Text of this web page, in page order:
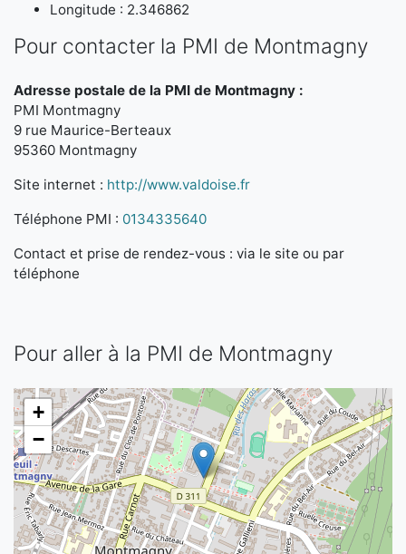
Longitude : 2.346862
Pour contacter la PMI de Montmagny
Adresse postale de la PMI de Montmagny :
PMI Montmagny
9 rue Maurice-Berteaux
95360 Montmagny
Site internet : http://www.valdoise.fr
Téléphone PMI : 0134335640
Contact et prise de rendez-vous : via le site ou par
téléphone
Pour aller à la PMI de Montmagny
+
−